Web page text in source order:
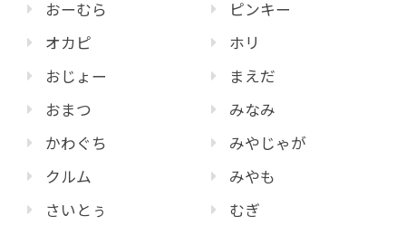
おーむら
オカピ
おじょー
おまつ
かわぐち
クルム
さいとぅ
ピンキー
ホリ
まえだ
みなみ
みやじゃが
みやも
むぎ